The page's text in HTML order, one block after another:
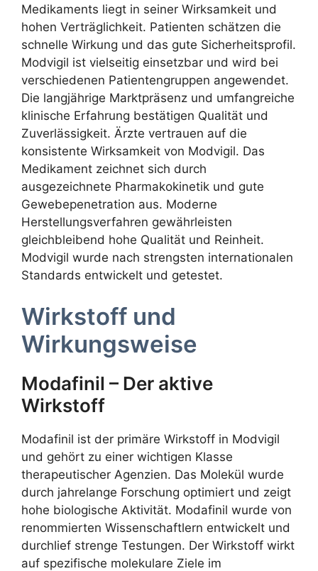
Medikaments liegt in seiner Wirksamkeit und
hohen Verträglichkeit. Patienten schätzen die
schnelle Wirkung und das gute Sicherheitsprofil.
Modvigil ist vielseitig einsetzbar und wird bei
verschiedenen Patientengruppen angewendet.
Die langjährige Marktpräsenz und umfangreiche
klinische Erfahrung bestätigen Qualität und
Zuverlässigkeit. Ärzte vertrauen auf die
konsistente Wirksamkeit von Modvigil. Das
Medikament zeichnet sich durch
ausgezeichnete Pharmakokinetik und gute
Gewebepenetration aus. Moderne
Herstellungsverfahren gewährleisten
gleichbleibend hohe Qualität und Reinheit.
Modvigil wurde nach strengsten internationalen
Standards entwickelt und getestet.
Wirkstoff und
Wirkungsweise
Modafinil – Der aktive
Wirkstoff
Modafinil ist der primäre Wirkstoff in Modvigil
und gehört zu einer wichtigen Klasse
therapeutischer Agenzien. Das Molekül wurde
durch jahrelange Forschung optimiert und zeigt
hohe biologische Aktivität. Modafinil wurde von
renommierten Wissenschaftlern entwickelt und
durchlief strenge Testungen. Der Wirkstoff wirkt
auf spezifische molekulare Ziele im